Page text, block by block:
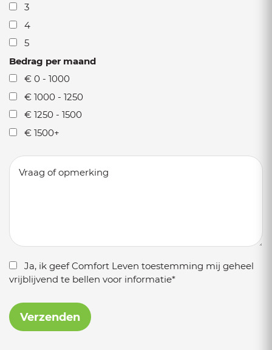
3
4
5
Bedrag per maand
€ 0 - 1000
€ 1000 - 1250
€ 1250 - 1500
€ 1500+
Ja, ik geef Comfort Leven toestemming mij geheel
vrijblijvend te bellen voor informatie*